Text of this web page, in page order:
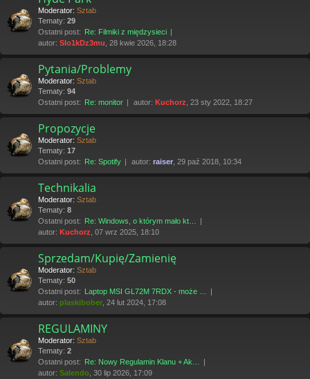
Moderator: Sztab
Tematy: 29
Ostatni post:
Re: Filmiki z międzysieci
autor: Slo1kDz3mu , 28 kwie 2026, 18:28
Pytania/Problemy
Moderator: Sztab
Tematy: 94
Ostatni post:
Re: monitor autor: Kuchorz , 23 sty 2022, 18:27
Propozycje
Moderator: Sztab
Tematy: 17
Ostatni post:
Re: Spotify autor: raiser , 29 paź 2018, 10:34
Technikalia
Moderator: Sztab
Tematy: 8
Ostatni post:
Re: Windows, o którym mało kt…
autor: Kuchorz , 07 wrz 2025, 18:10
Sprzedam/Kupię/Zamienię
Moderator: Sztab
Tematy: 50
Ostatni post:
Laptop MSI GL72M 7RDX - może …
autor: plaskibober , 24 lut 2024, 17:08
REGULAMINY
Moderator: Sztab
Tematy: 2
Ostatni post:
Re: Nowy Regulamin Klanu + Ak…
autor: Salendo , 30 lip 2026, 17:09